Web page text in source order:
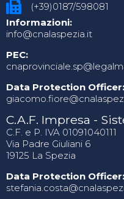
(+39)0187/598081
Informazioni:
info@cnalaspezia.it
PEC:
Data Protection Officer:
C.A.F. Impresa -
C.F. e P. IVA 01091040111
Via Padre Giuliani 6
19125 La Spezia
Data Protection Officer: